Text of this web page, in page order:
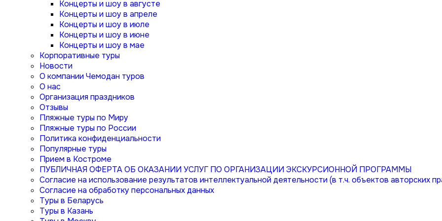
Концерты и шоу в августе
Концерты и шоу в апреле
Концерты и шоу в июле
Концерты и шоу в июне
Концерты и шоу в мае
Корпоративные туры
Новости
О компании Чемодан туров
О нас
Организация праздников
Отзывы
Пляжные туры по Миру
Пляжные туры по России
Политика конфиденциальности
Популярные туры
Прием в Костроме
ПУБЛИЧНАЯ ОФЕРТА ОБ ОКАЗАНИИ УСЛУГ ПО ОРГАНИЗАЦИИ ЭКСКУРСИОННОЙ ПРОГРАММЫ
Согласие на использование результатов интеллектуальной деятельности (в т.ч. объектов авторских
Согласие на обработку персональных данных
Туры в Беларусь
Туры в Казань